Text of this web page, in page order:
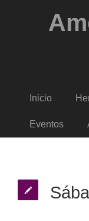
Inicio
Eventos